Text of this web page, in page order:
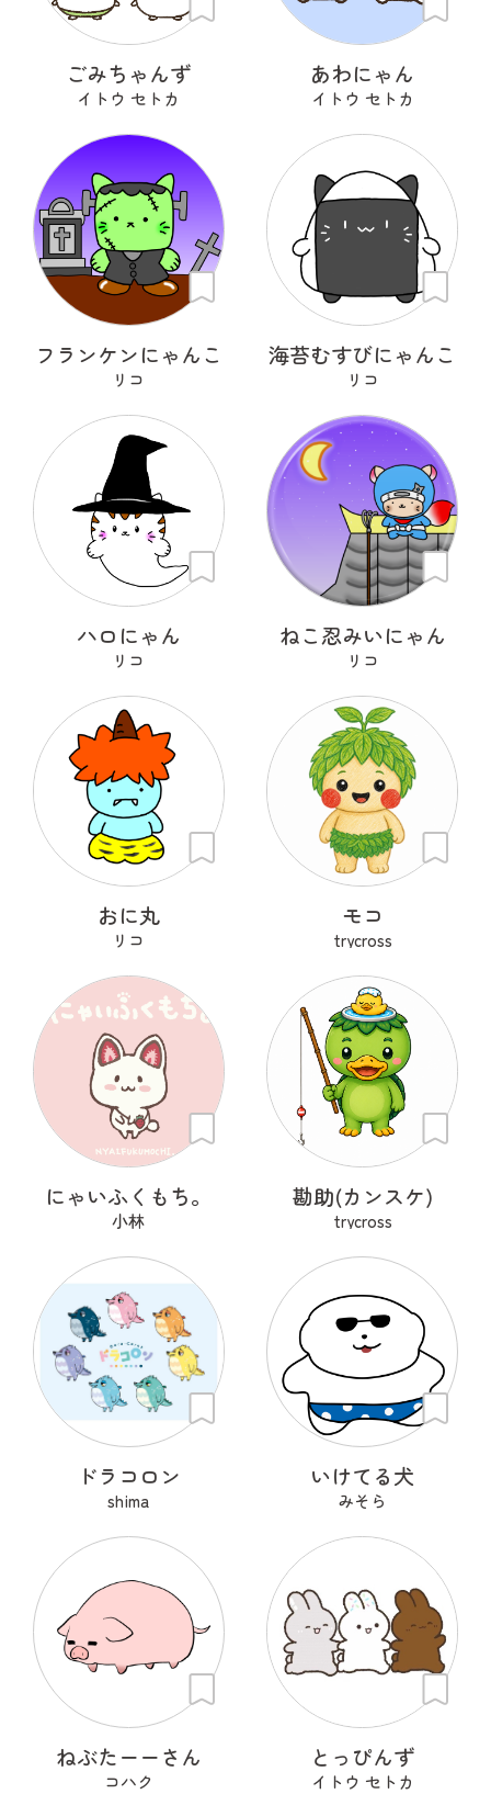
ごみちゃんず
イトウ セトカ
あわにゃん
イトウ セトカ
フランケンにゃんこ
リコ
海苔むすびにゃんこ
リコ
ハロにゃん
リコ
ねこ忍みいにゃん
リコ
おに丸
リコ
モコ
trycross
にゃいふくもち。
小林
勘助(カンスケ)
trycross
ドラコロン
shima
いけてる犬
みそら
ねぶたーーさん
コハク
とっぴんず
イトウ セトカ